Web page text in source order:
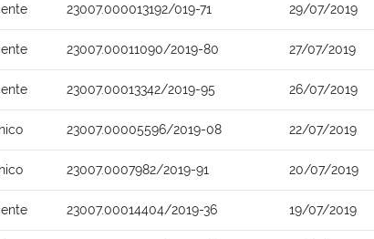
23007.000013192/019-71 29/07/2019
23007.00011090/2019-80 27/07/2019
23007.00013342/2019-95 26/07/2019
23007.00005596/2019-08 22/07/2019
23007.0007982/2019-91 20/07/2019
23007.00014404/2019-36 19/07/2019